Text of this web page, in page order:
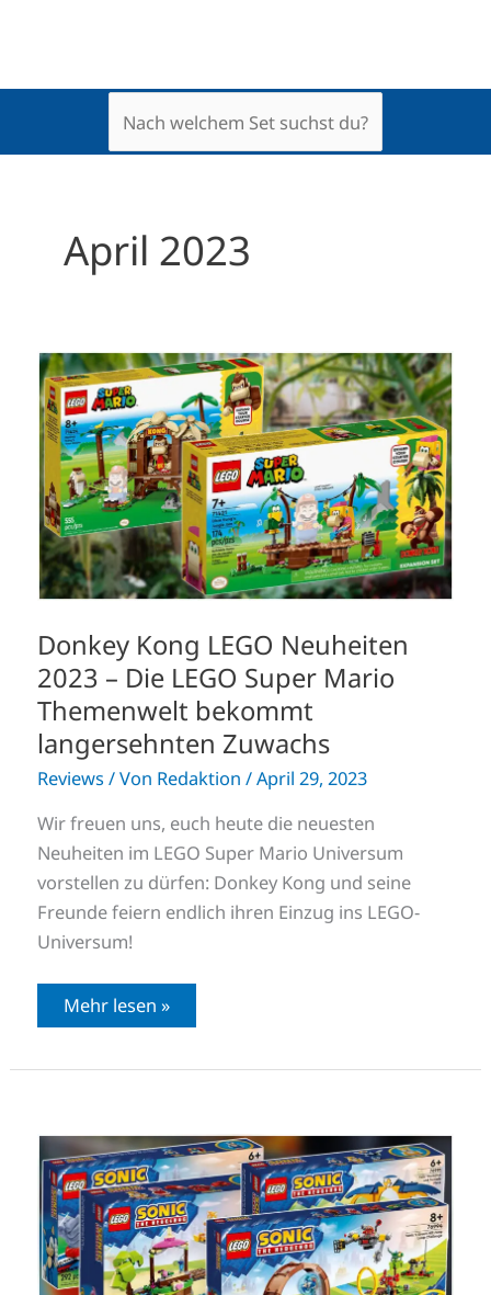
April 2023
Donkey Kong LEGO Neuheiten
2023 – Die LEGO Super Mario
Themenwelt bekommt
langersehnten Zuwachs
Reviews / Von Redaktion /April 29, 2023
Wir freuen uns, euch heute die neuesten
Neuheiten im LEGO Super Mario Universum
vorstellen zu dürfen: Donkey Kong und seine
Freunde feiern endlich ihren Einzug ins LEGO-
Universum!
Donkey
Kong
LEGO
Neuheiten
2023
–
Die
LEGO
Super
Mario
Themenwelt
bekommt
langersehnten
Zuwachs
Mehr lesen »
Die
LEGO
Sonic
Themenwelt
2023
–
Ab
August
erhältlich!